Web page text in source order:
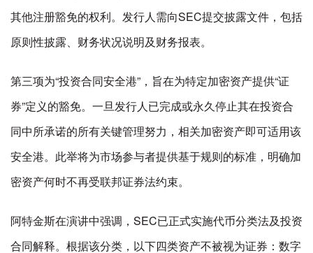
其他注册豁免的权利。发行人需向SEC提交披露文件，包括
原则性披露、财务状况说明及财务报表。
第三项为“投资合同安全港”，旨在为特定加密资产提供“证
券”定义的豁免。一旦发行人已完成或永久停止其在投资合
同中所承诺的所有关键管理努力，相关加密资产即可适用该
安全港。此举将为市场参与者提供基于规则的标准，明确加
密资产何时不再受联邦证券法约束。
阿特金斯在演讲中强调，SEC已正式实施代币分类法及投资
合同解释。根据该分类，以下四类资产不被视为证券：数字